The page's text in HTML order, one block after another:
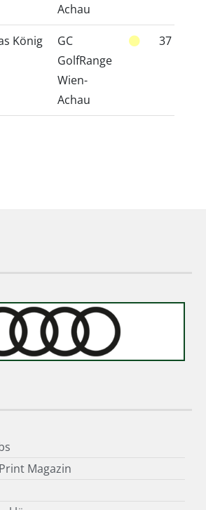
Achau
König
GC
GolfRange
Wien-
Achau
37
Magazin